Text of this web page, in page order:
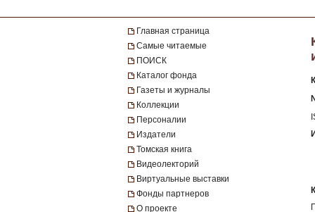
Главная страница
Самые читаемые
ПОИСК
Каталог фонда
Газеты и журналы
Коллекции
Персоналии
Издатели
Томская книга
Видеолекторий
Виртуальные выставки
Фонды партнеров
О проекте